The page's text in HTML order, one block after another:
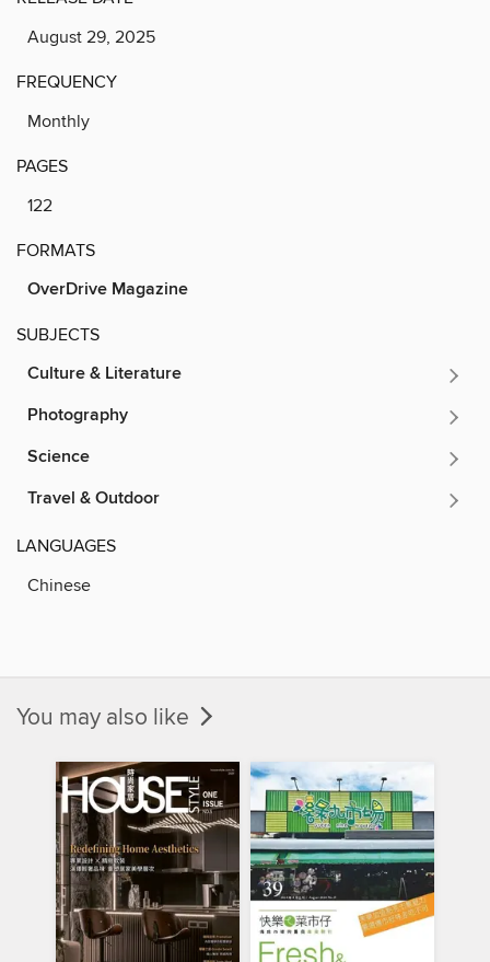
August 29, 2025
FREQUENCY
Monthly
PAGES
122
FORMATS
OverDrive Magazine
SUBJECTS
Culture & Literature
Photography
Science
Travel & Outdoor
LANGUAGES
Chinese
You may also like